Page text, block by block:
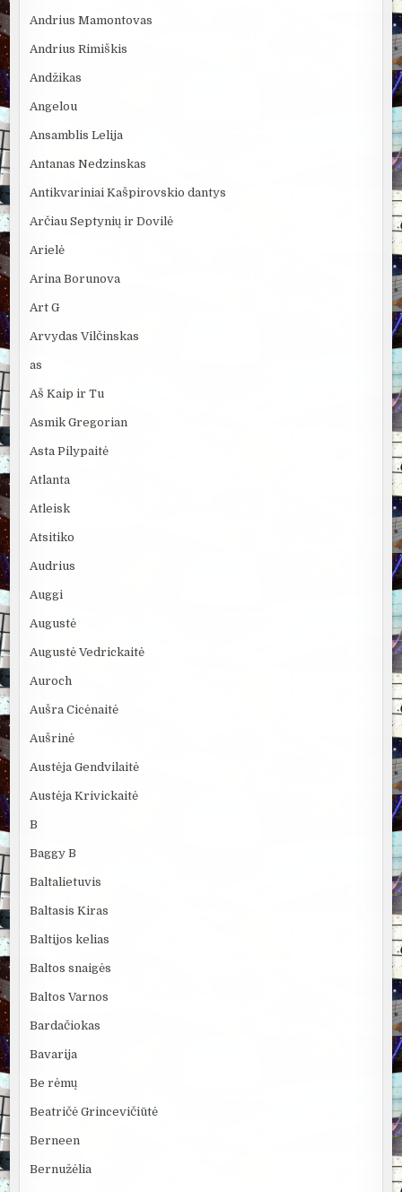
Andrius Mamontovas
Andrius Rimiškis
Andžikas
Angelou
Ansamblis Lelija
Antanas Nedzinskas
Antikvariniai Kašpirovskio dantys
Arčiau Septynių ir Dovilė
Arielė
Arina Borunova
Art G
Arvydas Vilčinskas
as
Aš Kaip ir Tu
Asmik Gregorian
Asta Pilypaitė
Atlanta
Atleisk
Atsitiko
Audrius
Auggi
Augustė
Augustė Vedrickaitė
Auroch
Aušra Cicėnaitė
Aušrinė
Austėja Gendvilaitė
Austėja Krivickaitė
B
Baggy B
Baltalietuvis
Baltasis Kiras
Baltijos kelias
Baltos snaigės
Baltos Varnos
Bardačiokas
Bavarija
Be rėmų
Beatričė Grincevičiūtė
Berneen
Bernužėlia